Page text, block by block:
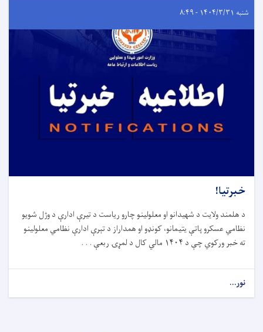
شنبه ۱۴۰۴/۳/۳۱ - ۸:۴۹
خبرتیا!
د هلمند ولایت د شهیدانو او معلولینو چارو ریاست د تیرې ادارې د وژل شویو
نظامي عسکرو پاتې یتیمانو، کونډو او همداراز د تېرې ادارې نظامي معلولینو
ته خبر ورکوي چې د ۱۴۰۴ مالي کال د لمړۍ ربعې . . .
نور...